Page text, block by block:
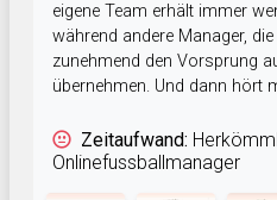
eigene Team erhält immer
während andere Manager,
zunehmend den Vorsprung
übernehmen. Und dann hört
Zeitaufwand:
Onlinefussballmanager